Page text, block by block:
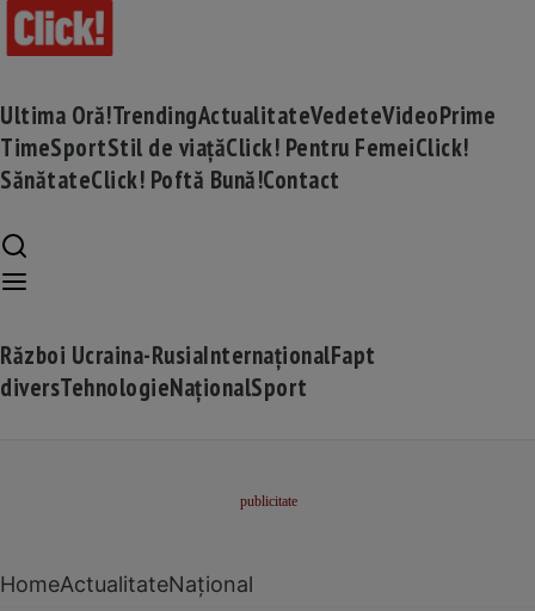
Ultima Oră!TrendingActualitateVedeteVideoPrime
TimeSportStil de viațăClick! Pentru FemeiClick!
SănătateClick! Poftă Bună!Contact
Război Ucraina-RusiaInternaționalFapt
diversTehnologieNaționalSport
HomeActualitateNațional